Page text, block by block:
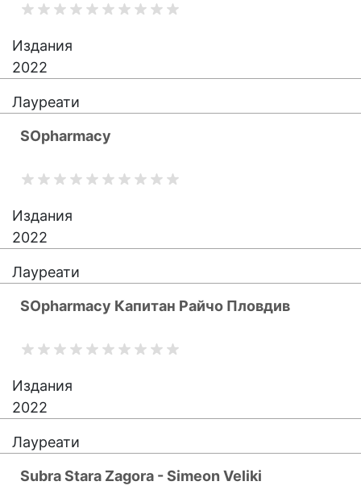
Издания
2022
Лауреати
SOpharmacy
Издания
2022
Лауреати
SOpharmacy Капитан Райчо Пловдив
Издания
2022
Лауреати
Subra Stara Zagora - Simeon Veliki